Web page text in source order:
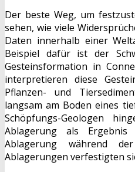
Der beste Weg, um
sehen, wie viele
Daten innerhalb einer
Beispiel dafür ist der
Gesteinsformation in
interpretieren diese
Pflanzen- und
langsam am Boden eines
Schöpfungs-Geologen
Ablagerung als Ergebnis
Ablagerung während
Ablagerungen verfestigten